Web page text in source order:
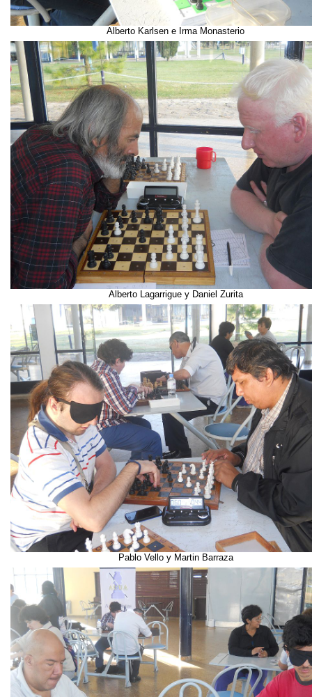
Alberto Karlsen e Irma Monasterio
Alberto Lagarrigue y Daniel Zurita
Pablo Vello y Martin Barraza